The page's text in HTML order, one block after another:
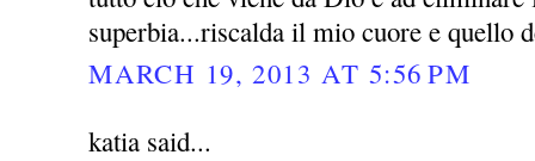
superbia...riscalda il mio cuore e quello
MARCH 19, 2013 AT 5:56 PM
katia said...